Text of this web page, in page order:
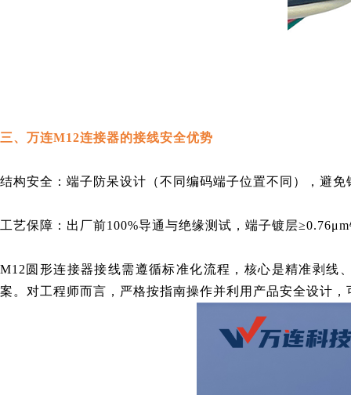
三、万连M12连接器的接线安全优势
结构安全：端子防呆设计（不同编码端子位置不同），避
工艺保障：出厂前100%导通与绝缘测试，端子镀层
M12圆形连接器接线需遵循标准化流程，核心是精准剥线
案。对工程师而言，严格按指南操作并利用产品安全设计